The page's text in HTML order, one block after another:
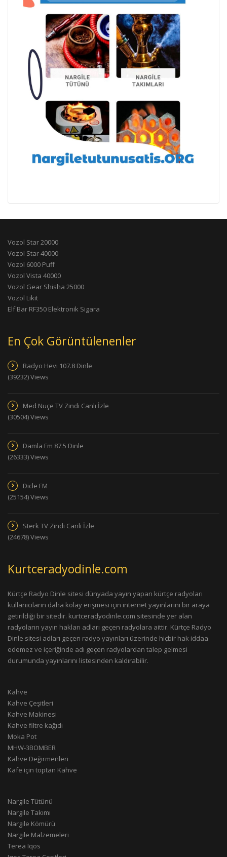
Vozol Star 20000
Vozol Star 40000
Vozol 6000 Puff
Vozol Vista 40000
Vozol Gear Shisha 25000
Vozol Likit
Elf Bar RF350 Elektronik Sigara
En Çok Görüntülenenler
Radyo Hevi 107.8 Dinle
(39232) Views
Med Nuçe TV Zindi Canlı İzle
(30504) Views
Damla Fm 87.5 Dinle
(26333) Views
Dicle FM
(25154) Views
Sterk TV Zindi Canlı İzle
(24678) Views
Kurtceradyodinle.com
Kürtçe Radyo Dinle sitesi dünyada yayın yapan kürtçe radyoları
kullanıcıların daha kolay erişmesi için internet yayınlarını bir araya
getirildiği bir sitedir. kurtceradyodinle.com sitesinde yer alan
radyoların yayın hakları adları geçen radyolara aittir. Kürtçe Radyo
Dinle sitesi adları geçen radyo yayınları üzerinde hiçbir hak iddaa
edemez ve içeriğinde adı geçen radyolardan talep gelmesi
durumunda yayınlarını listesinden kaldırabilir.
Kahve
Kahve Çeşitleri
Kahve Makinesi
Kahve filtre kağıdı
Moka Pot
MHW-3BOMBER
Kahve Değirmenleri
Kafe için toptan Kahve
Nargile Tütünü
Nargile Takımı
Nargile Kömürü
Nargile Malzemeleri
Terea Iqos